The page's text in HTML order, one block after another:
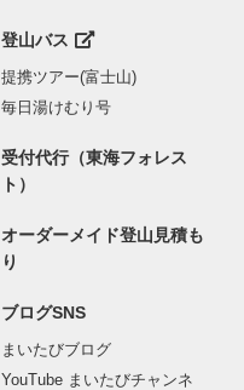
登山バス
提携ツアー(富士山)
毎日湯けむり号
受付代行（東海フォレス
ト）
オーダーメイド登山見積も
り
ブログSNS
まいたびブログ
YouTube まいたびチャンネ